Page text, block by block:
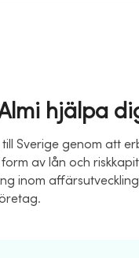
hjälpa
Sverige genom att
av lån och
inom